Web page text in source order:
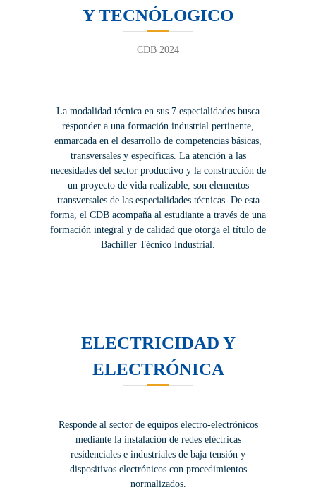
Y TECNÓLOGICO
CDB 2024
La modalidad técnica en sus 7 especialidades busca
responder a una formación industrial pertinente,
enmarcada en el desarrollo de competencias básicas,
transversales y específicas. La atención a las
necesidades del sector productivo y la construcción de
un proyecto de vida realizable, son elementos
transversales de las especialidades técnicas. De esta
forma, el CDB acompaña al estudiante a través de una
formación integral y de calidad que otorga el título de
Bachiller Técnico Industrial.
ELECTRICIDAD Y
ELECTRÓNICA
Responde al sector de equipos electro-electrónicos
mediante la instalación de redes eléctricas
residenciales e industriales de baja tensión y
dispositivos electrónicos con procedimientos
normalizados.